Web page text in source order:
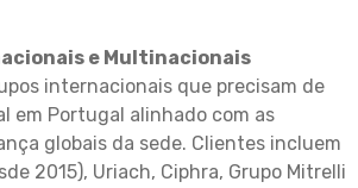
e Multinacionais
internacionais que precisam de
em Portugal alinhado com as
globais da sede. Clientes incluem
2015), Uriach, Ciphra, Grupo Mitrelli